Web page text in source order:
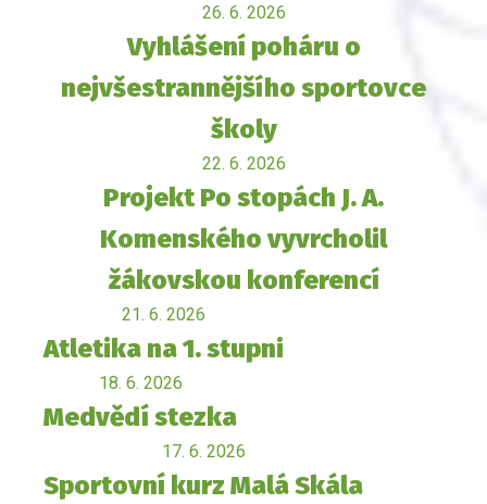
26. 6. 2026
Vyhlášení poháru o
nejvšestrannějšího sportovce
školy
22. 6. 2026
Projekt Po stopách J. A.
Komenského vyvrcholil
žákovskou konferencí
21. 6. 2026
Atletika na 1. stupni
18. 6. 2026
Medvědí stezka
17. 6. 2026
Sportovní kurz Malá Skála